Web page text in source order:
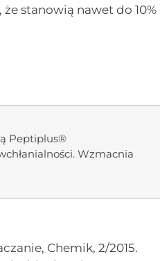
stanowią nawet do 10%
Peptiplus®
Wzmacnia
Chemik, 2/2015.